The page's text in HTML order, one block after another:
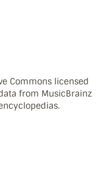
Commons licensed
from MusicBrainz